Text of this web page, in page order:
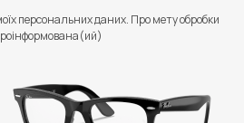
АНТИФОГ" (20 ШТУК)
В КОРЗИНУ
персональних даних. Про мету обробки